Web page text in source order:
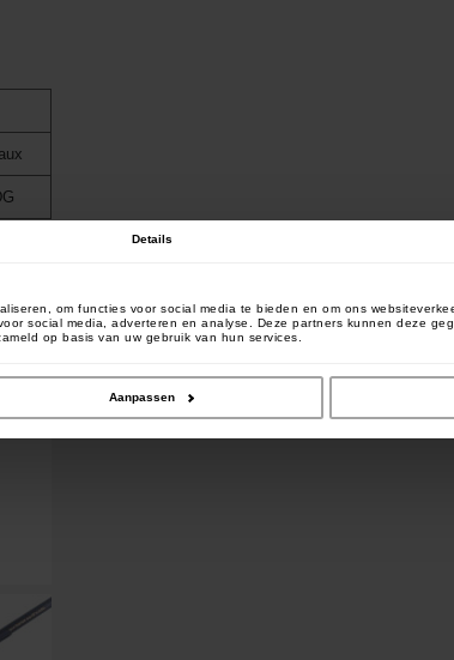
Details
om functies voor social media te bieden en om ons
social media, adverteren en analyse. Deze partners kunnen deze
op basis van uw gebruik van hun services.
Aanpassen